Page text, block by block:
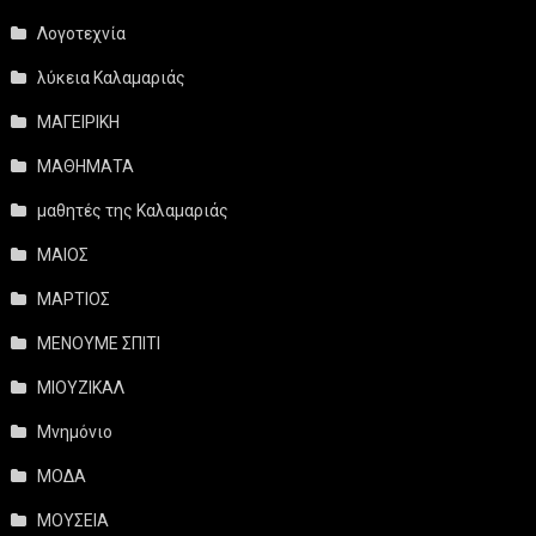
Λογοτεχνία
λύκεια Καλαμαριάς
ΜΑΓΕΙΡΙΚΗ
ΜΑΘΗΜΑΤΑ
μαθητές της Καλαμαριάς
ΜΑΙΟΣ
ΜΑΡΤΙΟΣ
ΜΕΝΟΥΜΕ ΣΠΙΤΙ
ΜΙΟΥΖΙΚΑΛ
Μνημόνιο
ΜΟΔΑ
ΜΟΥΣΕΙΑ